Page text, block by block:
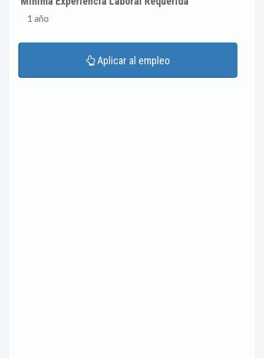
1 año
Aplicar al empleo